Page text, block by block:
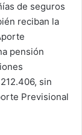
de seguros
reciban la
pensión
sin
Previsional